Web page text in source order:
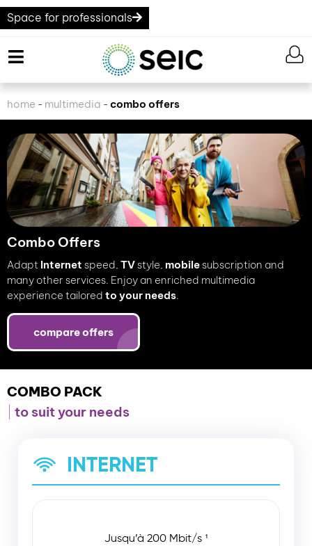
Space for professionals
home - multimedia - combo offers
Combo Offers
Adapt Internet speed, TVstyle, mobilesubscription and
many other services. Enjoy an enriched multimedia
experience tailored to your needs
compare offers
COMBO PACK
to suit your needs
INTERNET
Jusqu’à 200 Mbit/s ¹